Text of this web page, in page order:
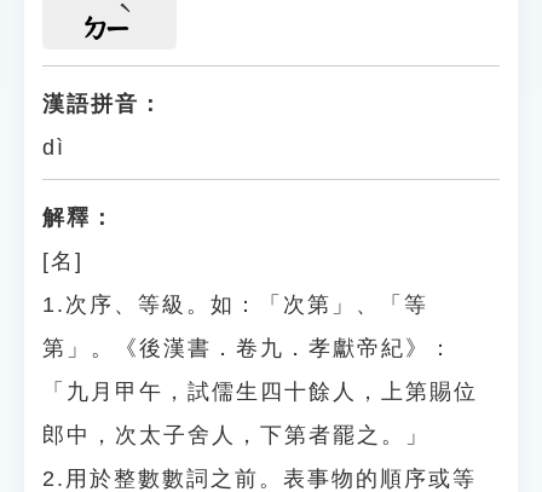
ㄉㄧ
漢語拼音：
dì
解釋：
[名]
1.次序、等級。如：「次第」、「等
第」。《後漢書．卷九．孝獻帝紀》：
「九月甲午，試儒生四十餘人，上第賜位
郎中，次太子舍人，下第者罷之。」
2.用於整數數詞之前。表事物的順序或等